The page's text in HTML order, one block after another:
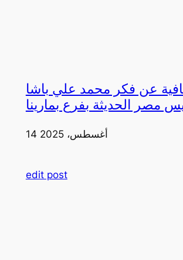
عن فكر محمد علي باشا
مصر الحديثة بفرع بمارينا
14 أغسطس، 2025
edit post